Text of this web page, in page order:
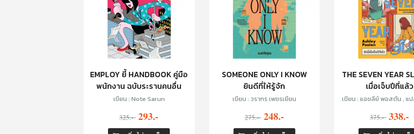
EMPLOY ยี้ HANDBOOK คู่มือ
พนักงาน ฉบับระรานคนอื่น
เขียน : Note Sarun
325.- 293.-
SOMEONE ONLY I KNOW
ยินดีที่ให้รู้จัก
เขียน : วรากร เพชรเยียน
275.- 248.-
THE SEVEN YEAR
เมื่อเจ็บปีที่แล้ว
เขียน : แอชลีย์ พอสตัน , แปล: ณัฐชา
375.- 338.-